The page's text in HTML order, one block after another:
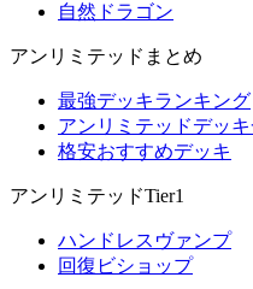
自然ドラゴン
アンリミテッドまとめ
最強デッキランキング
アンリミテッドデッ
格安おすすめデッキ
アンリミテッドTier1
ハンドレスヴァンプ
回復ビショップ